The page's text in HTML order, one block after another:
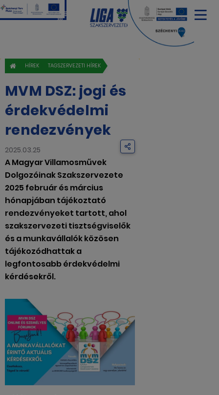
HÍREK TAGSZERVEZETI HÍREK
MVM DSZ: jogi és
érdekvédelmi
rendezvények
2025.03.25
A Magyar Villamosművek
Dolgozóinak Szakszervezete
2025 február és március
hónapjában tájékoztató
rendezvényeket tartott, ahol
szakszervezeti tisztségviselők
és a munkavállalók közösen
tájékozódhattak a
legfontosabb érdekvédelmi
kérdésekről.